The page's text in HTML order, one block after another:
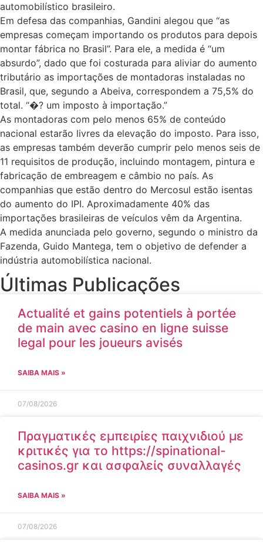
automobilístico brasileiro.
Em defesa das companhias, Gandini alegou que “as
empresas começam importando os produtos para depois
montar fábrica no Brasil”. Para ele, a medida é “um
absurdo”, dado que foi costurada para aliviar do aumento
tributário as importações de montadoras instaladas no
Brasil, que, segundo a Abeiva, correspondem a 75,5% do
total. “�? um imposto à importação.”
As montadoras com pelo menos 65% de conteúdo
nacional estarão livres da elevação do imposto. Para isso,
as empresas também deverão cumprir pelo menos seis de
11 requisitos de produção, incluindo montagem, pintura e
fabricação de embreagem e câmbio no país. As
companhias que estão dentro do Mercosul estão isentas
do aumento do IPI. Aproximadamente 40% das
importações brasileiras de veículos vêm da Argentina.
A medida anunciada pelo governo, segundo o ministro da
Fazenda, Guido Mantega, tem o objetivo de defender a
indústria automobilística nacional.
Últimas Publicações
Actualité et gains potentiels à portée
de main avec casino en ligne suisse
legal pour les joueurs avisés
SAIBA MAIS »
07/08/2026
Πραγματικές εμπειρίες παιχνιδιού με
κριτικές για το https://spinational-
casinos.gr και ασφαλείς συναλλαγές
SAIBA MAIS »
07/08/2026